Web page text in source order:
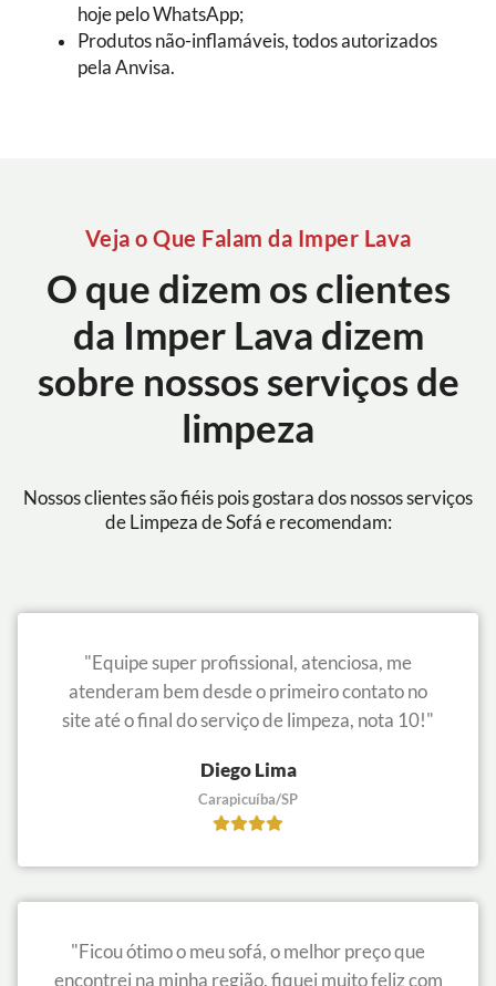
hoje pelo WhatsApp;
Produtos não-inflamáveis, todos autorizados
pela Anvisa.
Veja o Que Falam da Imper Lava
O que dizem os clientes
da Imper Lava dizem
sobre nossos serviços de
limpeza
Nossos clientes são fiéis pois gostara dos nossos serviços
de Limpeza de Sofá e recomendam:
"Equipe super profissional, atenciosa, me
atenderam bem desde o primeiro contato no
site até o final do serviço de limpeza, nota 10!"
Diego Lima
Carapicuíba/SP
"Ficou ótimo o meu sofá, o melhor preço que
encontrei na minha região, fiquei muito feliz com